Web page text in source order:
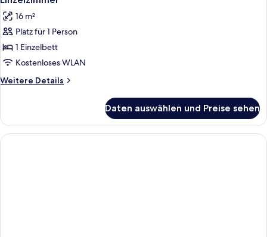
16 m²
Platz für 1 Person
1 Einzelbett
Kostenloses WLAN
Weitere Details
Weitere
Daten auswählen und Preise sehen